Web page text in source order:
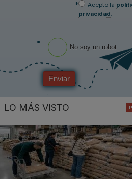
*
Acepto la
privacidad.
* No soy un robot
Enviar
LO MÁS VISTO